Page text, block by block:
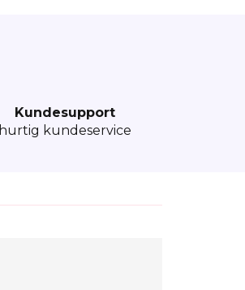
Kundesupport
hurtig kundeservice